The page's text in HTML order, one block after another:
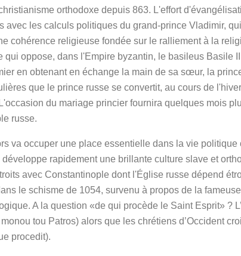
orthodoxe depuis 863. L'effort
avec les calculs politiques du grand-prince Vladimir,
cohérence religieuse fondée sur le ralliement à la
qui oppose, dans l'Empire byzantin, le basileus Basile
en obtenant en échange la main de sa sœur, la
que le prince russe se convertit, au cours de
du mariage princier fournira quelques mois
russe.
va occuper une place essentielle dans la vie politique
rapidement une brillante culture slave et
avec Constantinople dont l'Église russe dépend
le schisme de 1054, survenu à propos de la
A la question «de qui procède le Saint Esprit» ?
tou Patros) alors que les chrétiens d’Occident
procedit).